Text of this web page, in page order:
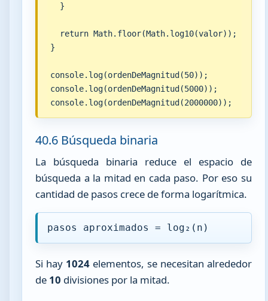
  }
  return Math.floor(Math.log10(valor));
}
console.log(ordenDeMagnitud(50));
console.log(ordenDeMagnitud(5000));
console.log(ordenDeMagnitud(2000000));
40.6 Búsqueda binaria
La búsqueda binaria reduce el espacio de
búsqueda a la mitad en cada paso. Por eso su
cantidad de pasos crece de forma logarítmica.
pasos aproximados = log₂(n)
Si hay 1024 elementos, se necesitan alrededor
de 10 divisiones por la mitad.